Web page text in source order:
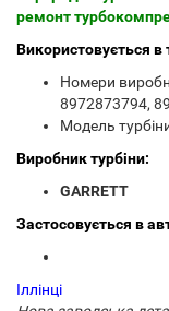
ремонт
Використовується
Номери
8972873794,
Модель
Виробник турбіни:
GARRETT
Застосовується в
Іллінці